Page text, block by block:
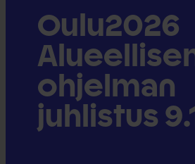
Oulu2026
ohjelman
juhlistus